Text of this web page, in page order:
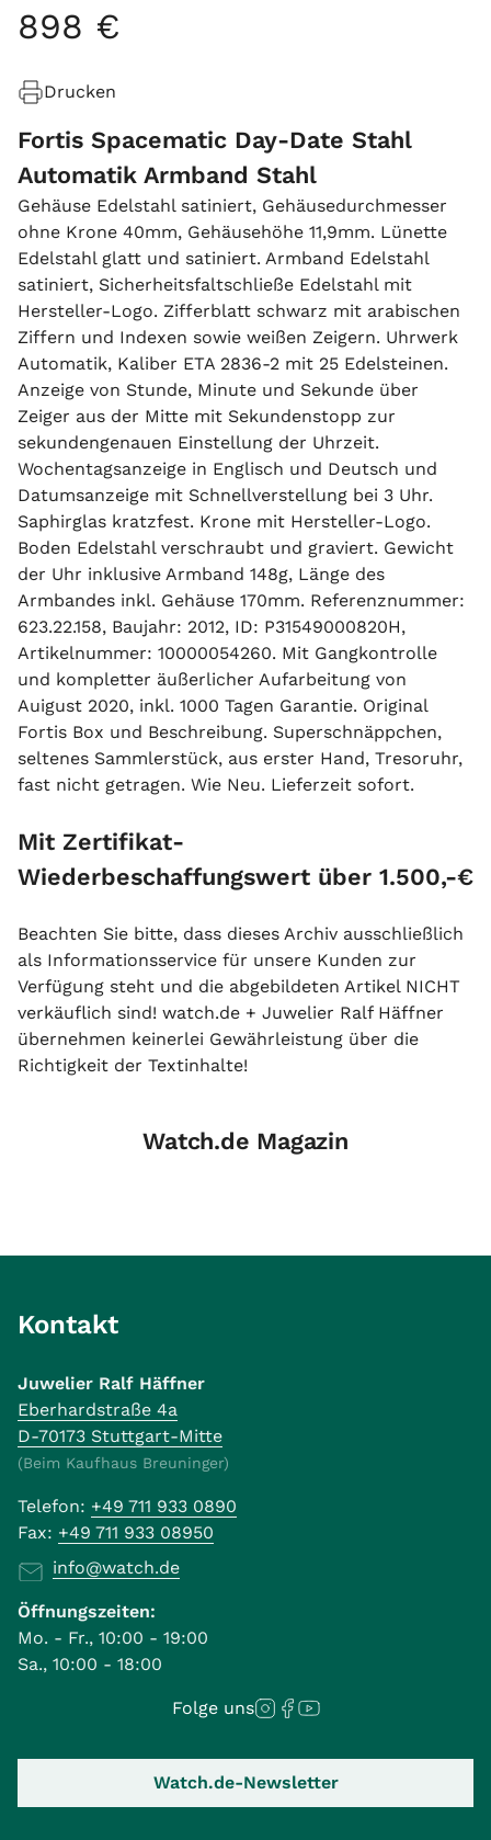
898 €
Drucken
Fortis Spacematic Day-Date Stahl
Automatik Armband Stahl
Gehäuse Edelstahl satiniert, Gehäusedurchmesser
ohne Krone 40mm, Gehäusehöhe 11,9mm. Lünette
Edelstahl glatt und satiniert. Armband Edelstahl
satiniert, Sicherheitsfaltschließe Edelstahl mit
Hersteller-Logo. Zifferblatt schwarz mit arabischen
Ziffern und Indexen sowie weißen Zeigern. Uhrwerk
Automatik, Kaliber ETA 2836-2 mit 25 Edelsteinen.
Anzeige von Stunde, Minute und Sekunde über
Zeiger aus der Mitte mit Sekundenstopp zur
sekundengenauen Einstellung der Uhrzeit.
Wochentagsanzeige in Englisch und Deutsch und
Datumsanzeige mit Schnellverstellung bei 3 Uhr.
Saphirglas kratzfest. Krone mit Hersteller-Logo.
Boden Edelstahl verschraubt und graviert. Gewicht
der Uhr inklusive Armband 148g, Länge des
Armbandes inkl. Gehäuse 170mm. Referenznummer:
623.22.158, Baujahr: 2012, ID: P31549000820H,
Artikelnummer: 10000054260. Mit Gangkontrolle
und kompletter äußerlicher Aufarbeitung von
Auigust 2020, inkl. 1000 Tagen Garantie. Original
Fortis Box und Beschreibung. Superschnäppchen,
seltenes Sammlerstück, aus erster Hand, Tresoruhr,
fast nicht getragen. Wie Neu. Lieferzeit sofort.
Mit Zertifikat-
Wiederbeschaffungswert über 1.500,-€
Beachten Sie bitte, dass dieses Archiv ausschließlich
als Informationsservice für unsere Kunden zur
Verfügung steht und die abgebildeten Artikel NICHT
verkäuflich sind! watch.de + Juwelier Ralf Häffner
übernehmen keinerlei Gewährleistung über die
Richtigkeit der Textinhalte!
Watch.de Magazin
Kontakt
Juwelier Ralf Häffner
Eberhardstraße 4a
D-70173 Stuttgart-Mitte
(Beim Kaufhaus Breuninger)
Telefon: +49 711 933 0890
Fax: +49 711 933 08950
info@watch.de
Öffnungszeiten:
Mo. - Fr., 10:00 - 19:00
Sa., 10:00 - 18:00
Folge uns
Watch.de-Newsletter